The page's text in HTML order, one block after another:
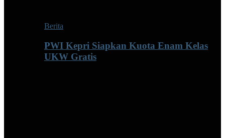
Berita
PWI Kepri Siapkan Kuota Enam Kelas
UKW Gratis